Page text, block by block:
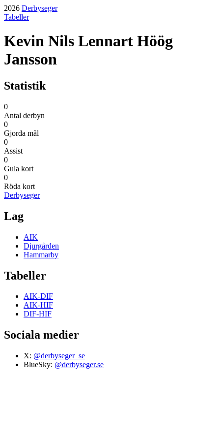
2026 Derbyseger
Tabeller
Kevin Nils Lennart Höög
Jansson
Statistik
0
Antal derbyn
0
Gjorda mål
0
Assist
0
Gula kort
0
Röda kort
Derbyseger
Lag
AIK
Djurgården
Hammarby
Tabeller
AIK-DIF
AIK-HIF
DIF-HIF
Sociala medier
X: @derbyseger_se
BlueSky: @derbyseger.se